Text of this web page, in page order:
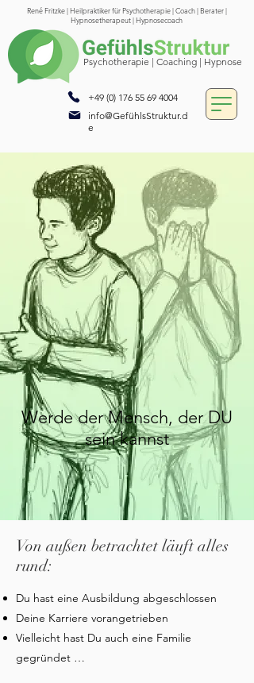
René Fritzke | Heilpraktiker für Psychotherapie | Coach | Berater |
Hypnosetherapeut | Hypnosecoach
Psychotherapie | Coaching | Hypnose
+49 (0) 176 55 69 4004
info@GefühlsStruktur.d
e
Werde der Mensch, der DU
sein kannst
Von außen betrachtet läuft alles
rund:
Du hast eine Ausbildung abgeschlossen
Deine Karriere vorangetrieben
Vielleicht hast Du auch eine Familie
gegründet …